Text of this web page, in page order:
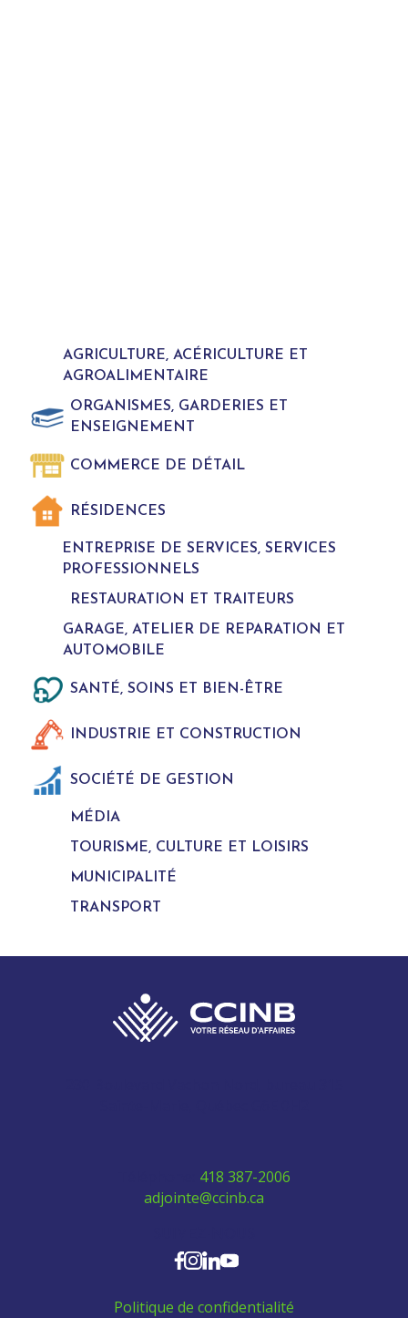
AGRICULTURE, ACÉRICULTURE ET
AGROALIMENTAIRE
ORGANISMES, GARDERIES ET
ENSEIGNEMENT
COMMERCE DE DÉTAIL
RÉSIDENCES
ENTREPRISE DE SERVICES, SERVICES
PROFESSIONNELS
RESTAURATION ET TRAITEURS
GARAGE, ATELIER DE REPARATION ET
AUTOMOBILE
SANTÉ, SOINS ET BIEN-ÊTRE
INDUSTRIE ET CONSTRUCTION
SOCIÉTÉ DE GESTION
MÉDIA
TOURISME, CULTURE ET LOISIRS
MUNICIPALITÉ
TRANSPORT
418 387-2006
adjointe@ccinb.ca
Politique de confidentialité